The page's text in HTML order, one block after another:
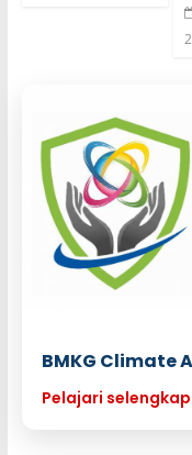
BMKG Climate
Pelajari